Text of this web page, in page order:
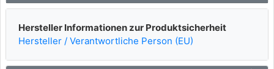
Hersteller Informationen zur Produktsicherheit
Hersteller / Verantwortliche Person (EU)